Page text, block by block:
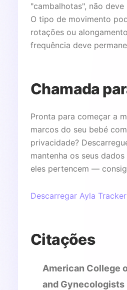
"cambalhotas", não deve
O tipo de movimento
rotações ou
frequência deve
Chamada
Pronta para começar a
marcos do seu bebé
privacidade?
mantenha os seus
eles pertencem —
Descarregar Ayla Tracker
Citações
American College
and Gynecologists